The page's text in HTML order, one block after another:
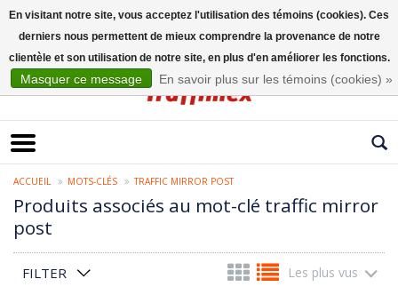
ACCUEIL MOTS-CLÉS TRAFFIC MIRROR POST
Produits associés au mot-clé traffic mirror
post
FILTER Les plus vus
En visitant notre site, vous acceptez l'utilisation des témoins (cookies). Ces
derniers nous permettent de mieux comprendre la provenance de notre
clientèle et son utilisation de notre site, en plus d'en améliorer les fonctions.
Masquer ce message En savoir plus sur les témoins (cookies) »